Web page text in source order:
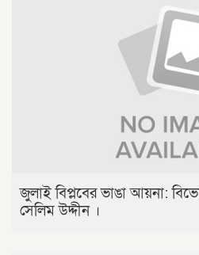
জুলাই বিপ্লবের ভাঙা আয়না:
সেলিম উদ্দীন ।